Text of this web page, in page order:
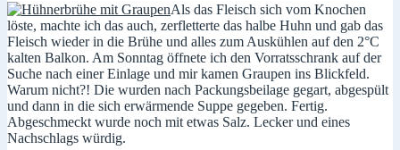
Als das Fleisch sich vom Knochen
löste, machte ich das auch, zerfletterte das halbe Huhn und gab das
Fleisch wieder in die Brühe und alles zum Auskühlen auf den 2°C
kalten Balkon. Am Sonntag öffnete ich den Vorratsschrank auf der
Suche nach einer Einlage und mir kamen Graupen ins Blickfeld.
Warum nicht?! Die wurden nach Packungsbeilage gegart, abgespült
und dann in die sich erwärmende Suppe gegeben. Fertig.
Abgeschmeckt wurde noch mit etwas Salz. Lecker und eines
Nachschlags würdig.